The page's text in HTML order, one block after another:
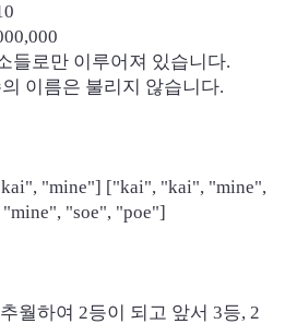
들로만 이루어져 있습니다.
이름은 불리지 않습니다.
"mine"] ["kai", "kai", "mine",
"soe", "poe"]
월하여 2등이 되고 앞서 3등, 2